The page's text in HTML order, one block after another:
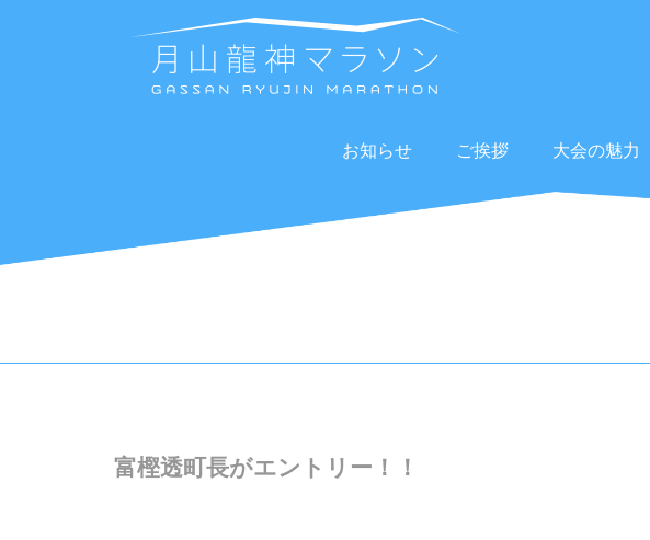
お知らせ ご挨拶 大会の魅力
富樫透町長がエントリー！！